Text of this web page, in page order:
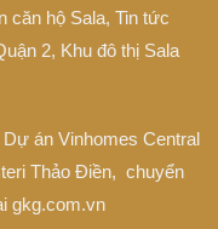
căn hộ Sala, Tin tức
2, Khu đô thị Sala
Dự án Vinhomes Central
Thảo Điền, chuyển
gkg.com.vn